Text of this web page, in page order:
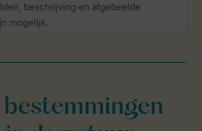
beschrijving en afgebeelde
mogelijk.